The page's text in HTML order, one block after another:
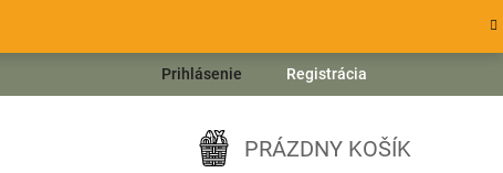
Prihlásenie Registrácia
PRÁZDNY KOŠÍK